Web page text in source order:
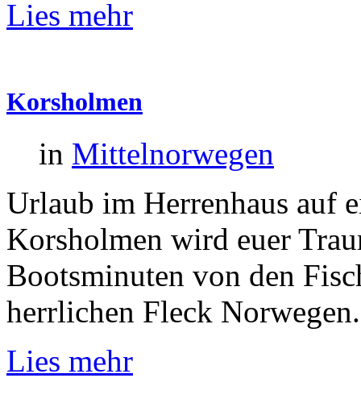
Lies mehr
Korsholmen
in Mittelnorwegen
Urlaub im Herrenhaus auf
Korsholmen wird euer
Bootsminuten von den
herrlichen Fleck Norwegen.
Lies mehr